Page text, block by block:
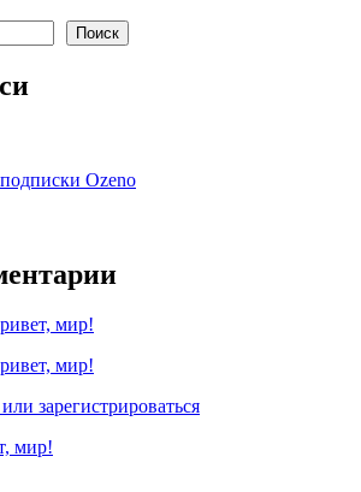
Поиск
Ozeno
мир!
мир!
зарегистрироваться
мир!